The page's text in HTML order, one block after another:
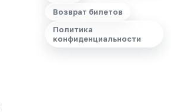
Возврат билетов
Политика
конфиденциальности